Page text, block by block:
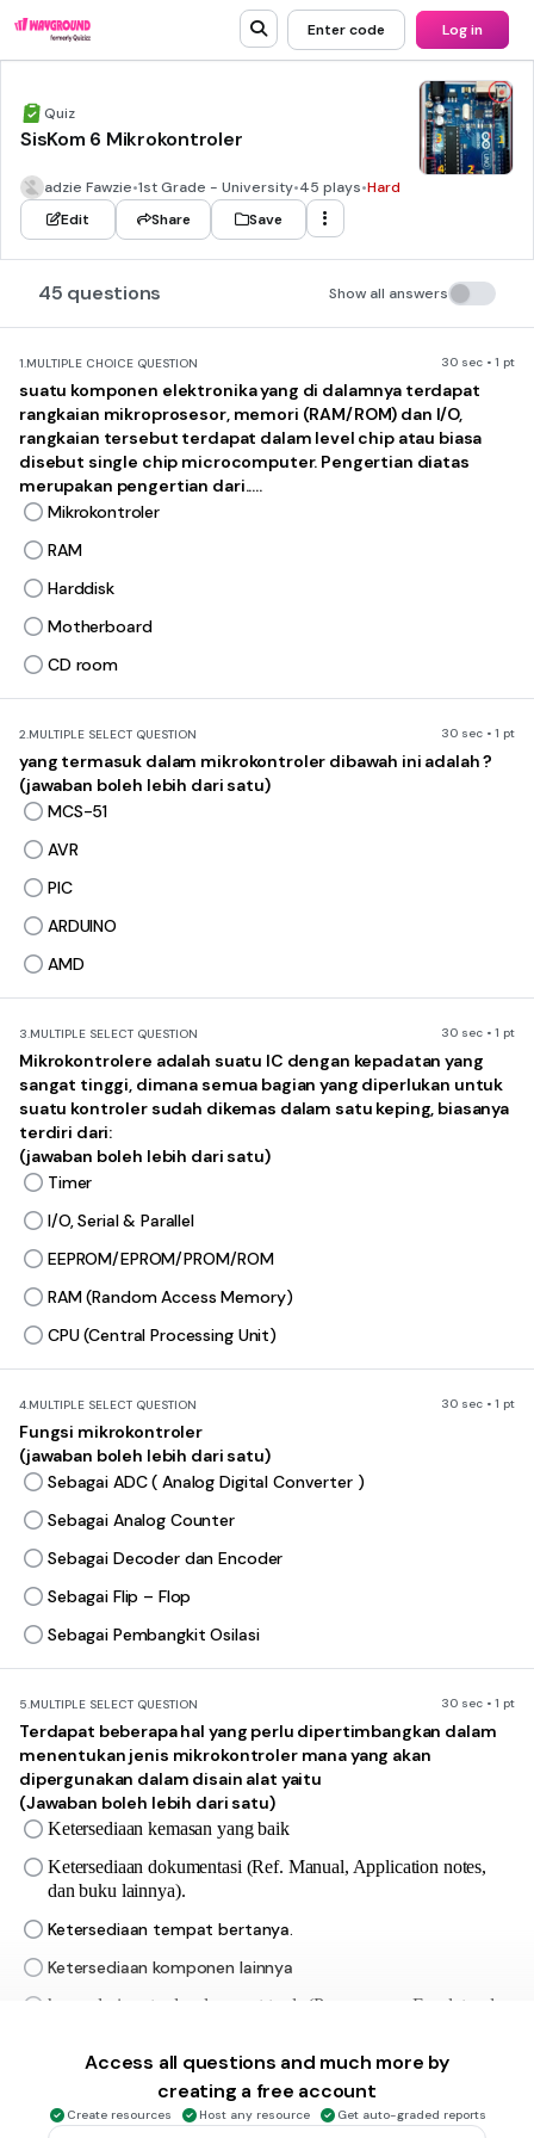
Enter code Log in
Quiz
SisKom 6 Mikrokontroler
adzie Fawzie•1st Grade - University•45 plays•Hard
Edit
Share Save
45 questions Show all answers
1.MULTIPLE CHOICE QUESTION 30 sec • 1 pt
suatu komponen elektronika yang di dalamnya terdapat
rangkaian mikroprosesor, memori (RAM/ROM) dan I/O,
rangkaian tersebut terdapat dalam level chip atau biasa
disebut single chip microcomputer. Pengertian diatas
merupakan pengertian dari.....
Mikrokontroler
RAM
Harddisk
Motherboard
CD room
2.MULTIPLE SELECT QUESTION 30 sec • 1 pt
yang termasuk dalam mikrokontroler dibawah ini adalah ?
(jawaban boleh lebih dari satu)
MCS-51
AVR
PIC
ARDUINO
AMD
3.MULTIPLE SELECT QUESTION 30 sec • 1 pt
Mikrokontrolere adalah suatu IC dengan kepadatan yang
sangat tinggi, dimana semua bagian yang diperlukan untuk
suatu kontroler sudah dikemas dalam satu keping, biasanya
terdiri dari:
(jawaban boleh lebih dari satu)
Timer
I/O, Serial & Parallel
EEPROM/EPROM/PROM/ROM
RAM (Random Access Memory)
CPU (Central Processing Unit)
4.MULTIPLE SELECT QUESTION 30 sec • 1 pt
Fungsi mikrokontroler
(jawaban boleh lebih dari satu)
Sebagai ADC ( Analog Digital Converter )
Sebagai Analog Counter
Sebagai Decoder dan Encoder
Sebagai Flip – Flop
Sebagai Pembangkit Osilasi
5.MULTIPLE SELECT QUESTION 30 sec • 1 pt
Terdapat beberapa hal yang perlu dipertimbangkan dalam
menentukan jenis mikrokontroler mana yang akan
dipergunakan dalam disain alat yaitu
(Jawaban boleh lebih dari satu)
Ketersediaan kemasan yang baik
Ketersediaan dokumentasi (Ref. Manual, Application notes,
dan buku lainnya).
Ketersediaan tempat bertanya.
Ketersediaan komponen lainnya
harga dari suatu development tools (Programmer, Emulator dan
MULTIPLE CHOICE QUESTION
Berikut ini adalah produsen besar nikrokontroler, kecuali
Access all questions and much more by
creating a free account
Create resources Host any resource Get auto-graded reports